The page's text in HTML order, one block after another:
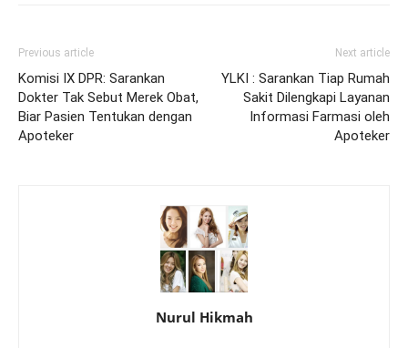
Previous article
Komisi IX DPR: Sarankan
Dokter Tak Sebut Merek Obat,
Biar Pasien Tentukan dengan
Apoteker
Next article
YLKI : Sarankan Tiap Rumah
Sakit Dilengkapi Layanan
Informasi Farmasi oleh
Apoteker
Nurul Hikmah